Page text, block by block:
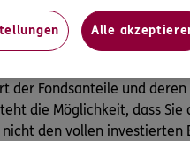
Ihnen ein starker Partner
31. März 2021
der Fondsanteile und
die Möglichkeit, dass
den vollen investierten
Alle